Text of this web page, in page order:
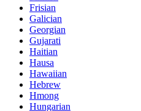
Frisian
Galician
Georgian
Gujarati
Haitian
Hausa
Hawaiian
Hebrew
Hmong
Hungarian